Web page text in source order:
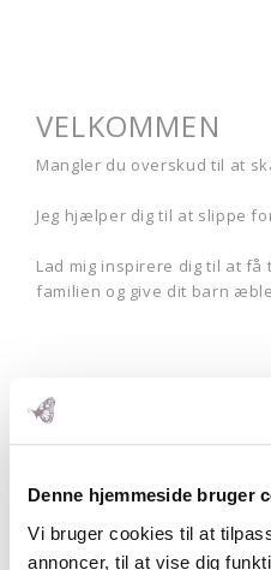
Denne hjemmeside bruger
Vi bruger cookies til at
annoncer, til at vise dig
VELKOMMEN
Mangler du overskud til at
Jeg hjælper dig til at slippe
Lad mig inspirere dig til at få
familien og give dit barn
Search